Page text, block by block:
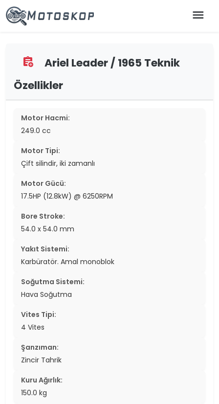
menu
assignment_add
Ariel Leader / 1965 Teknik
Özellikler
Motor Hacmi:
249.0 cc
Motor Tipi:
Çift silindir, iki zamanlı
Motor Gücü:
17.5HP (12.8kW) @ 6250RPM
Bore Stroke:
54.0 x 54.0 mm
Yakıt Sistemi:
Karbüratör. Amal monoblok
Soğutma Sistemi:
Hava Soğutma
Vites Tipi:
4 Vites
Şanzıman:
Zincir Tahrik
Kuru Ağırlık:
150.0 kg